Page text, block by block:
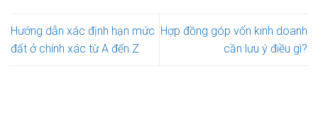
Hướng dẫn xác định hạn mức
đất ở chính xác từ A đến Z
Hợp đồng góp vốn kinh doanh
cần lưu ý điều gì?